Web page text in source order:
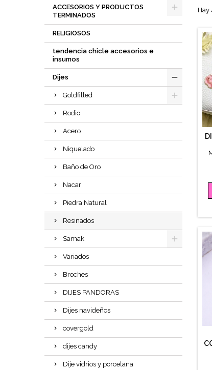
ACCESORIOS Y PRODUCTOS
TERMINADOS
RELIGIOSOS
tendencia chicle accesorios e
insumos
Dijes
Goldfilled
Rodio
Acero
Niquelado
Baño de Oro
Nacar
Piedra Natural
Resinados
Samak
Variados
Broches
DIJES PANDORAS
Dijes navideños
covergold
dijes candy
Dije vidrios y porcelana
Hay